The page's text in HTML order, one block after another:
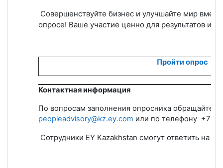
Совершенствуйте бизнес и улучшайте мир
опросе! Ваше участие ценно для результатов
Пройти опрос
Контактная информация
По вопросам заполнения опросника
peopleadvisory@kz.ey.com или по телефону +7
Сотрудники EY Kazakhstan смогут ответить на